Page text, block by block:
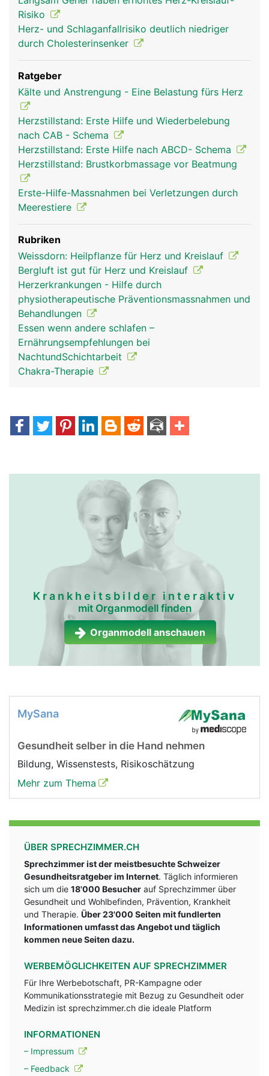
herz frau herz mann
Risiko
Herz- und Schlaganfallrisiko deutlich niedriger
durch Cholesterinsenker
Ratgeber
Kälte und Anstrengung - Eine Belastung fürs Herz
Herzstillstand: Erste Hilfe und Wiederbelebung
nach CAB - Schema
Herzstillstand: Erste Hilfe nach ABCD- Schema
Herzstillstand: Brustkorbmassage vor Beatmung
Erste-Hilfe-Massnahmen bei Verletzungen durch
Meerestiere
Rubriken
Weissdorn: Heilpflanze für Herz und Kreislauf
Bergluft ist gut für Herz und Kreislauf
Herzerkrankungen - Hilfe durch
physiotherapeutische Präventionsmassnahmen und
Behandlungen
Essen wenn andere schlafen –
Ernährungsempfehlungen bei
NachtundSchichtarbeit
Chakra-Therapie
Krankheitsbilder interaktiv
mit Organmodell finden
Organmodell anschauen
MySana
Gesundheit selber in die Hand nehmen
Bildung, Wissenstests, Risikoschätzung
Mehr zum Thema
ÜBER SPRECHZIMMER.CH
Sprechzimmer ist der meistbesuchte Schweizer
Gesundheitsratgeber im Internet. Täglich informieren
sich um die 18'000 Besucher auf Sprechzimmer über
Gesundheit und Wohlbefinden, Prävention, Krankheit
und Therapie. Über 23'000 Seiten mit fundlerten
Informationen umfasst das Angebot und täglich
kommen neue Seiten dazu.
WERBEMÖGLICHKEITEN AUF SPRECHZIMMER
Für Ihre Werbebotschaft, PR-Kampagne oder
Kommunikationsstrategie mit Bezug zu Gesundheit oder
Medizin ist sprechzimmer.ch die ideale Platform
INFORMATIONEN
– Impressum
– Feedback